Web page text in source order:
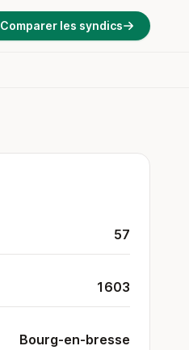
Comparer les syndics
57
1603
Bourg-en-bresse